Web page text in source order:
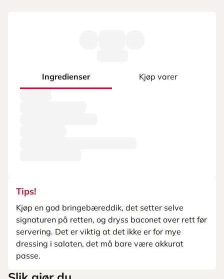
Ingredienser Kjøp varer
Tips!
Kjøp en god bringebæreddik, det setter selve
signaturen på retten, og dryss baconet over rett før
servering. Det er viktig at det ikke er for mye
dressing i salaten, det må bare være akkurat
passe.